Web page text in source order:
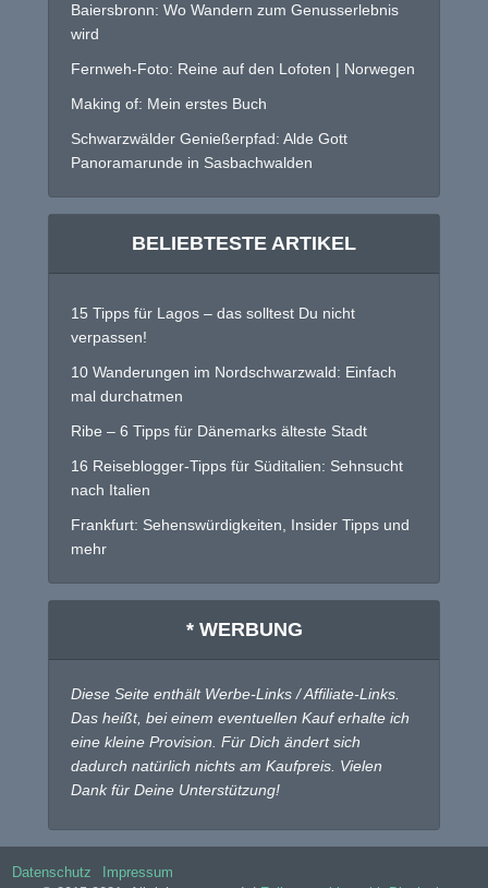
Baiersbronn: Wo Wandern zum Genusserlebnis
wird
Fernweh-Foto: Reine auf den Lofoten | Norwegen
Making of: Mein erstes Buch
Schwarzwälder Genießerpfad: Alde Gott
Panoramarunde in Sasbachwalden
BELIEBTESTE ARTIKEL
15 Tipps für Lagos – das solltest Du nicht
verpassen!
10 Wanderungen im Nordschwarzwald: Einfach
mal durchatmen
Ribe – 6 Tipps für Dänemarks älteste Stadt
16 Reiseblogger-Tipps für Süditalien: Sehnsucht
nach Italien
Frankfurt: Sehenswürdigkeiten, Insider Tipps und
mehr
* WERBUNG
Diese Seite enthält Werbe-Links / Affiliate-Links.
Das heißt, bei einem eventuellen Kauf erhalte ich
eine kleine Provision. Für Dich ändert sich
dadurch natürlich nichts am Kaufpreis. Vielen
Dank für Deine Unterstützung!
Datenschutz
Impressum